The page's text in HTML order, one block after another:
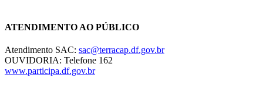
ATENDIMENTO AO PÚBLICO
Atendimento SAC: sac@terracap.df.gov.br
OUVIDORIA: Telefone 162
www.participa.df.gov.br